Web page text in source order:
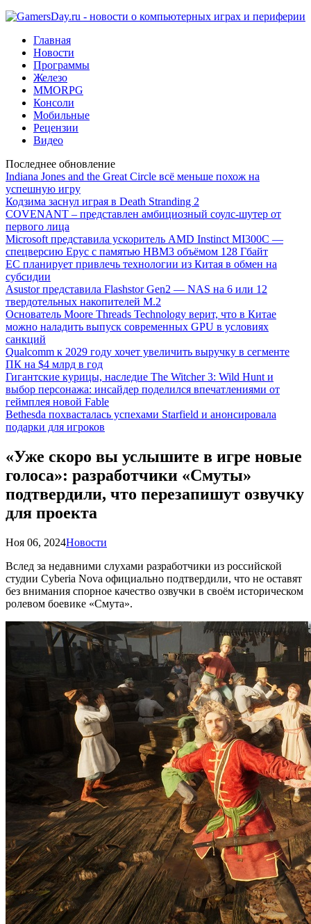
Главная
Новости
Программы
Железо
MMORPG
Консоли
Мобильные
Рецензии
Видео
Последнее обновление
Indiana Jones and the Great Circle всё меньше похож на
успешную игру
Кодзима заснул играя в Death Stranding 2
COVENANT – представлен амбициозный соулс-шутер от
первого лица
Microsoft представила ускоритель AMD Instinct MI300C —
спецверсию Epyc с памятью HBM3 объёмом 128 Гбайт
ЕС планирует привлечь технологии из Китая в обмен на
субсидии
Asustor представила Flashstor Gen2 — NAS на 6 или 12
твердотельных накопителей M.2
Основатель Moore Threads Technology верит, что в Китае
можно наладить выпуск современных GPU в условиях
санкций
Qualcomm к 2029 году хочет увеличить выручку в сегменте
ПК на $4 млрд в год
Гигантские курицы, наследие The Witcher 3: Wild Hunt и
выбор персонажа: инсайдер поделился впечатлениями от
геймплея новой Fable
Bethesda похвасталась успехами Starfield и анонсировала
подарки для игроков
«Уже скоро вы услышите в игре новые
голоса»: разработчики «Смуты»
подтвердили, что перезапишут озвучку
для проекта
Ноя 06, 2024Новости
Вслед за недавними слухами разработчики из российской
студии Cyberia Nova официально подтвердили, что не оставят
без внимания спорное качество озвучки в своём историческом
ролевом боевике «Смута».